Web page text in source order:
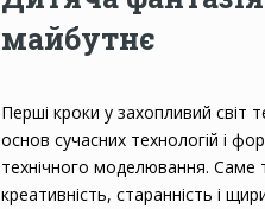
майбутнє
Перші кроки у захопливий світ
основ сучасних технологій і
технічного моделювання. Саме
креативність, старанність і